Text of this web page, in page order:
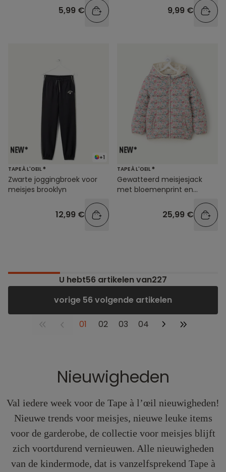
5,99 € 9,99 €
+1
TAPE À L'OEIL ®
Zwarte joggingbroek voor
meisjes brooklyn
12,99 €
TAPE À L'OEIL ®
Gewatteerd meisjesjack
met bloemenprint en
25,99 €
U hebt56 artikelen van227
vorige 56 volgende artikelen
01 02 03 04
Nieuwigheden
Val iedere week voor de Tape à l’œil nieuwigheden!
Nieuwe trends voor meisjes, nieuwe leuke items
voor de garderobe, de collectie voor meisjes blijft
zich voortdurend vernieuwen. Alle nieuwigheden
van de kindermode, dat is vanzelfsprekend Tape à